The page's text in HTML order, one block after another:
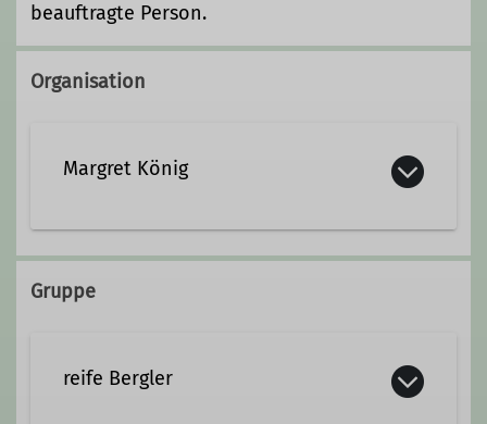
beauftragte Person.
Organisation
Margret König
Gruppe
reife Bergler